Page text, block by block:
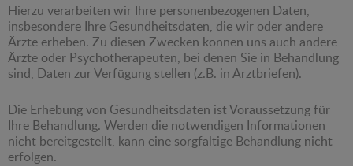
Hierzu verarbeiten wir Ihre personenbezogenen Daten,
insbesondere Ihre Gesundheitsdaten, die wir oder andere
Ärzte erheben. Zu diesen Zwecken können uns auch andere
Ärzte oder Psychotherapeuten, bei denen Sie in Behandlung
sind, Daten zur Verfügung stellen (z.B. in Arztbriefen).
Die Erhebung von Gesundheitsdaten ist Voraussetzung für
Ihre Behandlung. Werden die notwendigen Informationen
nicht bereitgestellt, kann eine sorgfältige Behandlung nicht
erfolgen.